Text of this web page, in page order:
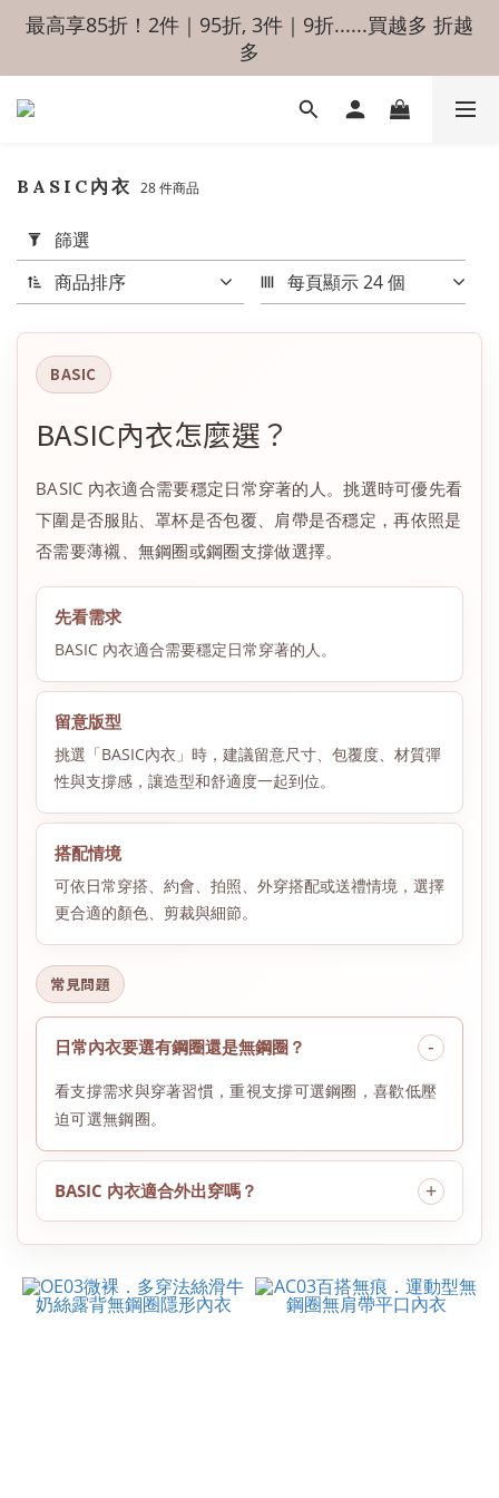
最高享85折！2件｜95折, 3件｜9折......買越多 折越
多
用
篩
選
(0/20)
(NT$)
BASIC內衣 28 件商品
篩選
商品排序
每頁顯示 24 個
BASIC
BASIC內衣怎麼選？
BASIC 內衣適合需要穩定日常穿著的人。挑選時可優先看
下圍是否服貼、罩杯是否包覆、肩帶是否穩定，再依照是
否需要薄襯、無鋼圈或鋼圈支撐做選擇。
先看需求
BASIC 內衣適合需要穩定日常穿著的人。
留意版型
挑選「BASIC內衣」時，建議留意尺寸、包覆度、材質彈
性與支撐感，讓造型和舒適度一起到位。
搭配情境
可依日常穿搭、約會、拍照、外穿搭配或送禮情境，選擇
更合適的顏色、剪裁與細節。
常見問題
日常內衣要選有鋼圈還是無鋼圈？
看支撐需求與穿著習慣，重視支撐可選鋼圈，喜歡低壓
迫可選無鋼圈。
BASIC 內衣適合外出穿嗎？